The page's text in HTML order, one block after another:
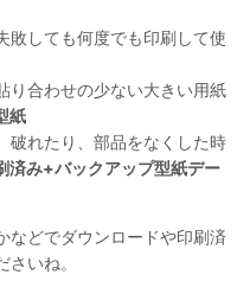
敗しても何度でも印刷して使
り合わせの少ない大きい用紙
紙
破れたり、部品をなくした時
済み+バックアップ型紙デー
などでダウンロードや印刷済
いね。